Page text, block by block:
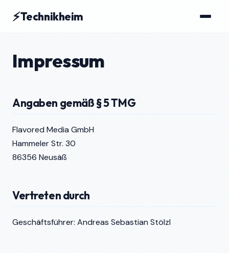
⚡Technikheim
Impressum
Angaben gemäß § 5 TMG
Flavored Media GmbH
Hammeler Str. 30
86356 Neusäß
Vertreten durch
Geschäftsführer: Andreas Sebastian Stölzl